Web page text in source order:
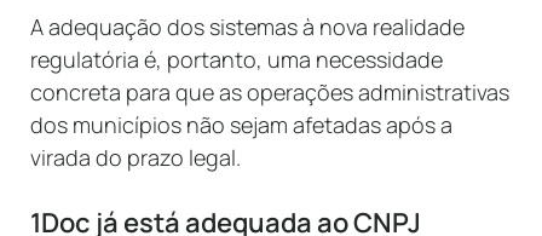
A adequação dos sistemas à nova realidade
regulatória é, portanto, uma necessidade
concreta para que as operações administrativas
dos municípios não sejam afetadas após a
virada do prazo legal.
1Doc já está adequada ao CNPJ